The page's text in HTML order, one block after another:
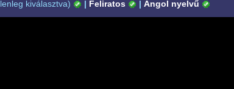
kiválasztva) | Feliratos | Angol nyelvű